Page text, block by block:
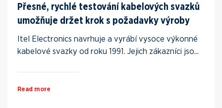
Přesné, rychlé testování kabelových svazků
umožňuje držet krok s požadavky výroby
Itel Electronics navrhuje a vyrábí vysoce výkonné
kabelové svazky od roku 1991. Jejich zákazníci jso...
Read more